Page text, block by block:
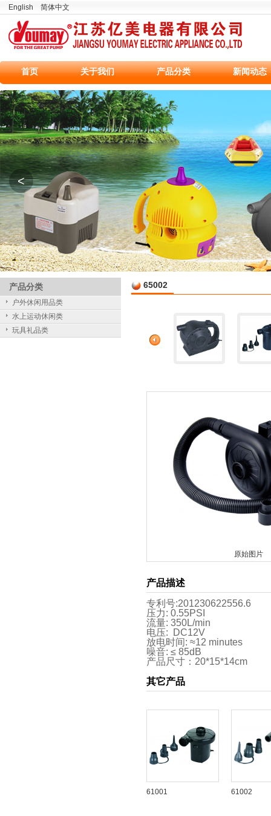
English 简体中文
首页 关于我们 产品分类 新闻动态
<
65002
原始图片
产品描述
专利号:201230622556.6
压力: 0.55PSI
流量: 350L/min
电压: DC12V
放电时间: ≈12 minutes
噪音: ≤ 85dB
产品尺寸：20*15*14cm
其它产品
61001 61002
产品分类
户外休闲用品类
水上运动休闲类
玩具礼品类